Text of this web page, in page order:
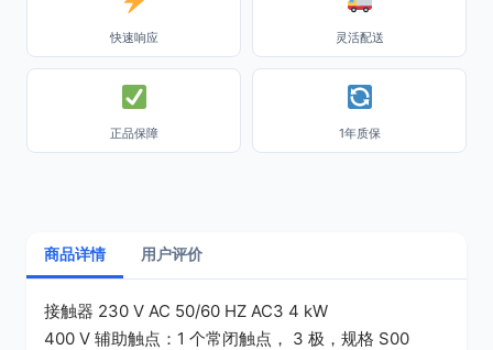
快速响应 灵活配送
正品保障 1年质保
商品详情 用户评价
接触器 230 V AC 50/60 HZ AC3 4 kW
400 V 辅助触点：1 个常闭触点， 3 极，规格 S00